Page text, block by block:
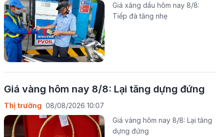
Giá xăng dầu hôm nay 8/8:
Tiếp đà tăng nhẹ
Giá vàng hôm nay 8/8: Lại tăng dựng đứng
Thị trường 08/08/2026 10:07
Giá vàng hôm nay 8/8: Lại tăng
dựng đứng